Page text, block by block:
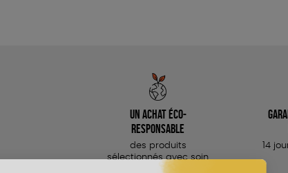
Un achat éco-
responsable
des produits
sélectionnés avec soin
14